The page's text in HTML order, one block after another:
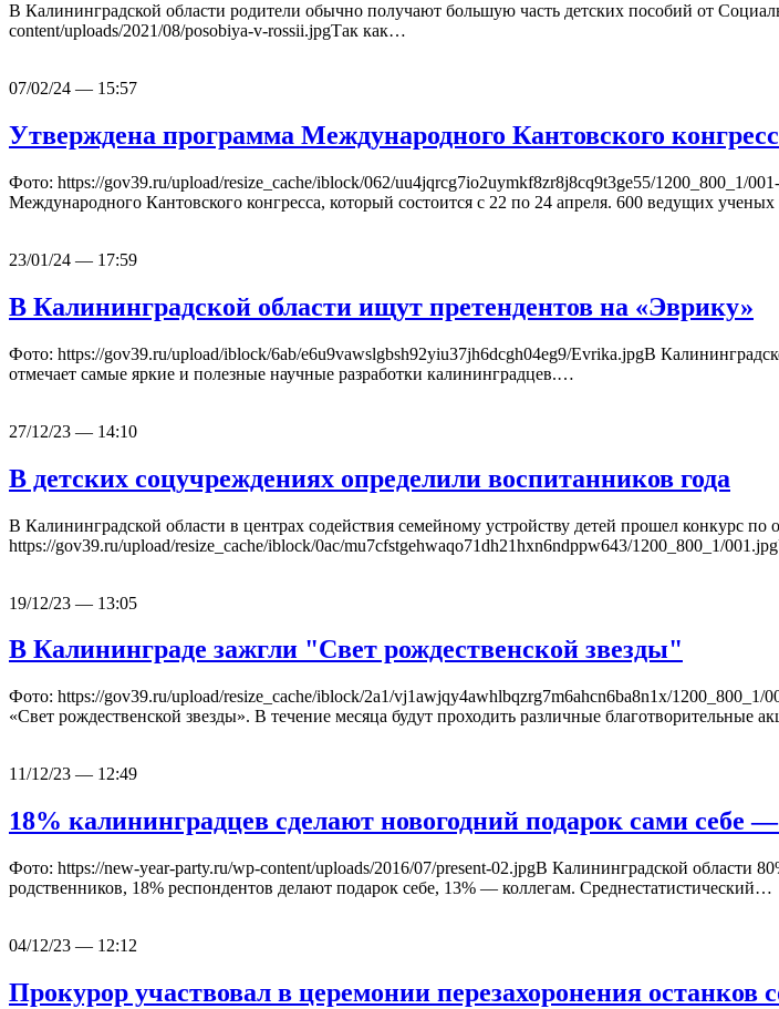
В Калининградской области родители обычно получают большую часть детских пособий от
content/uploads/2021/08/posobiya-v-rossii.jpgТак как…
07/02/24 — 15:57
Утверждена программа Международного Кантовского
Фото: https://gov39.ru/upload/resize_cache/iblock/062/uu4jqrcg7io2uymkf8zr8j8cq9t3ge55/1200_800_1/
Международного Кантовского конгресса, который состоится с 22 по 24 апреля. 600 ведущих
23/01/24 — 17:59
В Калининградской области ищут претендентов на «Эврику»
Фото: https://gov39.ru/upload/iblock/6ab/e6u9vawslgbsh92yiu37jh6dcgh04eg9/Evrika.jpgВ
отмечает самые яркие и полезные научные разработки калининградцев.…
27/12/23 — 14:10
В детских соцучреждениях определили воспитанников года
В Калининградской области в центрах содействия семейному устройству детей прошел конкурс
https://gov39.ru/upload/resize_cache/iblock/0ac/mu7cfstgehwaqo71dh21hxn6ndppw643/1200_800_1/
19/12/23 — 13:05
В Калининграде зажгли "Свет рождественской звезды"
Фото: https://gov39.ru/upload/resize_cache/iblock/2a1/vj1awjqy4awhlbqzrg7m6ahcn6ba8n1x/
«Свет рождественской звезды». В течение месяца будут проходить различные
11/12/23 — 12:49
18% калининградцев сделают новогодний подарок сами себе
Фото: https://new-year-party.ru/wp-content/uploads/2016/07/present-02.jpgВ Калининградской
родственников, 18% респондентов делают подарок себе, 13% — коллегам. Среднестатистический…
04/12/23 — 12:12
Прокурор участвовал в церемонии перезахоронения останков